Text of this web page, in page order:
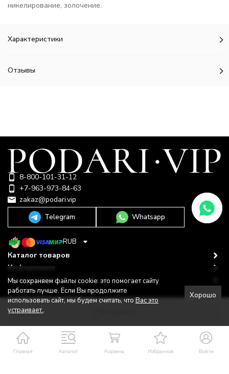
никелирование, золочение.
Характеристики
Отзывы
Главная Каталог Корзина Избранное Войти
8-800-101-31-12
+7-963-973-84-63
zakaz@podari.vip
Telegram
Whatsapp
RUB
Каталог товаров
Информация
Покупателю
Политика персональных данных
© 2009-2026 ООО "Подари"
Разработано в bodysite.ru
Мы сохраняем файлы cookie: это помогает сайту
работать лучше. Если Вы продолжите
использовать сайт, мы будем считать, чтоВас это
устраивает..
Хорошо